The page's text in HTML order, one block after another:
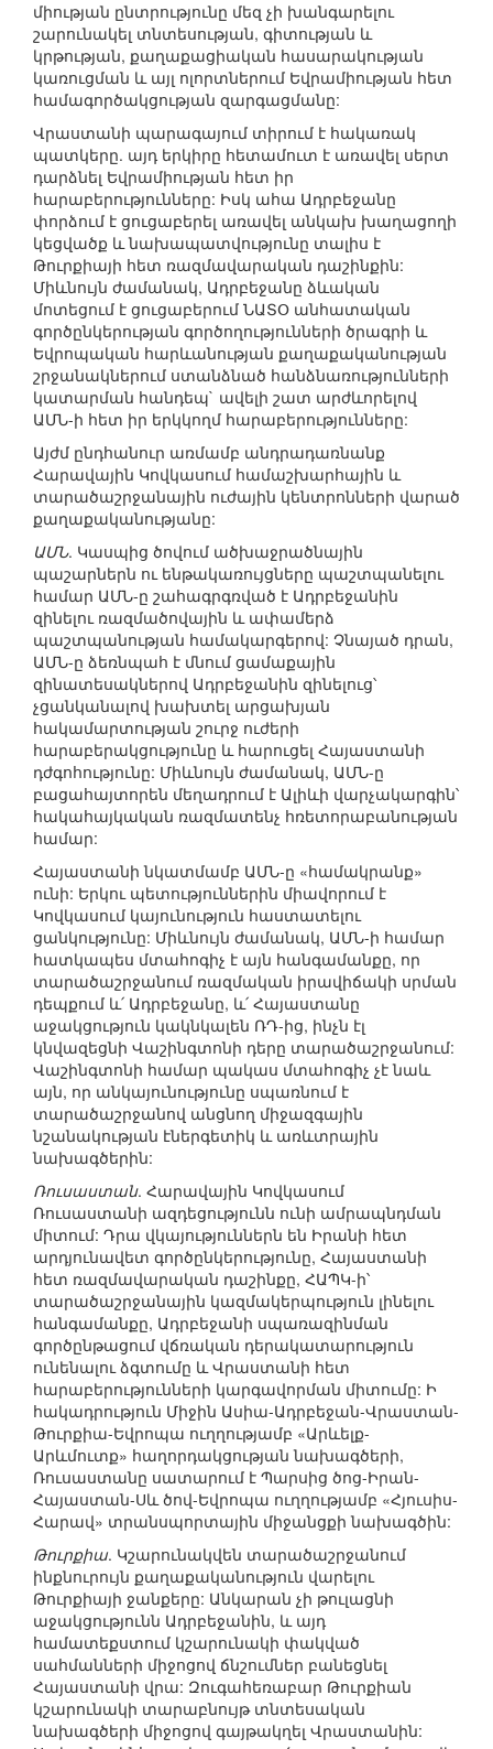
միության ընտրությունը մեզ չի խանգարելու
շարունակել տնտեսության, գիտության և
կրթության, քաղաքացիական հասարակության
կառուցման և այլ ոլորտներում Եվրամիության հետ
համագործակցության զարգացմանը:
Վրաստանի պարագայում տիրում է հակառակ
պատկերը. այդ երկիրը հետամուտ է առավել սերտ
դարձնել Եվրամիության հետ իր
հարաբերությունները: Իսկ ահա Ադրբեջանը
փորձում է ցուցաբերել առավել անկախ խաղացողի
կեցվածք և նախապատվությունը տալիս է
Թուրքիայի հետ ռազմավարական դաշինքին:
Միևնույն ժամանակ, Ադրբեջանը ձևական
մոտեցում է ցուցաբերում ՆԱՏՕ անհատական
գործընկերության գործողությունների ծրագրի և
Եվրոպական հարևանության քաղաքականության
շրջանակներում ստանձնած հանձնառությունների
կատարման հանդեպ` ավելի շատ արժևորելով
ԱՄՆ-ի հետ իր երկկողմ հարաբերությունները:
Այժմ ընդհանուր առմամբ անդրադառնանք
Հարավային Կովկասում համաշխարհային և
տարածաշրջանային ուժային կենտրոնների վարած
քաղաքականությանը:
ԱՄՆ. Կասպից ծովում ածխաջրածնային
պաշարներն ու ենթակառույցները պաշտպանելու
համար ԱՄՆ-ը շահագրգռված է Ադրբեջանին
զինելու ռազմածովային և ափամերձ
պաշտպանության համակարգերով: Չնայած դրան,
ԱՄՆ-ը ձեռնպահ է մնում ցամաքային
զինատեսակներով Ադրբեջանին զինելուց՝
չցանկանալով խախտել արցախյան
հակամարտության շուրջ ուժերի
հարաբերակցությունը և հարուցել Հայաստանի
դժգոհությունը: Միևնույն ժամանակ, ԱՄՆ-ը
բացահայտորեն մեղադրում է Ալիևի վարչակարգին՝
հակահայկական ռազմատենչ հռետորաբանության
համար:
Հայաստանի նկատմամբ ԱՄՆ-ը «համակրանք»
ունի: Երկու պետություններին միավորում է
Կովկասում կայունություն հաստատելու
ցանկությունը: Միևնույն ժամանակ, ԱՄՆ-ի համար
հատկապես մտահոգիչ է այն հանգամանքը, որ
տարածաշրջանում ռազմական իրավիճակի սրման
դեպքում և՛ Ադրբեջանը, և՛ Հայաստանը
աջակցություն կակնկալեն ՌԴ-ից, ինչն էլ
կնվազեցնի Վաշինգտոնի դերը տարածաշրջանում:
Վաշինգտոնի համար պակաս մտահոգիչ չէ նաև
այն, որ անկայունությունը սպառնում է
տարածաշրջանով անցնող միջազգային
նշանակության էներգետիկ և առևտրային
նախագծերին:
Ռուսաստան. Հարավային Կովկասում
Ռուսաստանի ազդեցությունն ունի ամրապնդման
միտում: Դրա վկայություններն են Իրանի հետ
արդյունավետ գործընկերությունը, Հայաստանի
հետ ռազմավարական դաշինքը, ՀԱՊԿ-ի՝
տարածաշրջանային կազմակերպություն լինելու
հանգամանքը, Ադրբեջանի սպառազինման
գործընթացում վճռական դերակատարություն
ունենալու ձգտումը և Վրաստանի հետ
հարաբերությունների կարգավորման միտումը: Ի
հակադրություն Միջին Ասիա-Ադրբեջան-Վրաստան-
Թուրքիա-Եվրոպա ուղղությամբ «Արևելք-
Արևմուտք» հաղորդակցության նախագծերի,
Ռուսաստանը սատարում է Պարսից ծոց-Իրան-
Հայաստան-Սև ծով-Եվրոպա ուղղությամբ «Հյուսիս-
Հարավ» տրանսպորտային միջանցքի նախագծին:
Թուրքիա. Կշարունակվեն տարածաշրջանում
ինքնուրույն քաղաքականություն վարելու
Թուրքիայի ջանքերը: Անկարան չի թուլացնի
աջակցությունն Ադրբեջանին, և այդ
համատեքստում կշարունակի փակված
սահմանների միջոցով ճնշումներ բանեցնել
Հայաստանի վրա: Զուգահեռաբար Թուրքիան
կշարունակի տարաբնույթ տնտեսական
նախագծերի միջոցով գայթակղել Վրաստանին: